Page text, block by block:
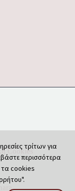
Cookies
τρίτων για
περισσότερα
τα cookies